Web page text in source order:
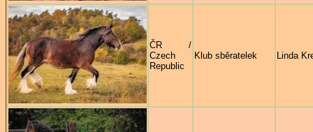
ČR /
Czech
Republic
Klub sběratelek Linda